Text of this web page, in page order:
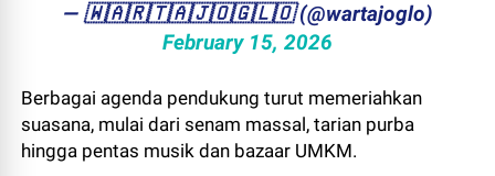
— ​🇼​​🇦​​🇷​​🇹​​🇦​​🇯​​🇴​​🇬​​🇱​​🇴 (@wartajoglo)
February 15, 2026
Berbagai agenda pendukung turut memeriahkan
suasana, mulai dari senam massal, tarian purba
hingga pentas musik dan bazaar UMKM.